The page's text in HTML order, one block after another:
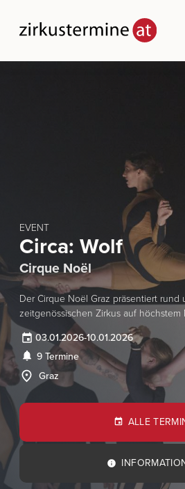
EVENT
Circa: Wolf
Cirque Noël
Der Cirque Noël Graz präsentiert rund
zeitgenössischen Zirkus auf höchstem
03.01.2026-10.01.2026
9 Termine
Graz
ALLE